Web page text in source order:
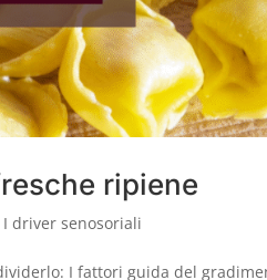
ripiene
I driver senosoriali
I fattori guida del